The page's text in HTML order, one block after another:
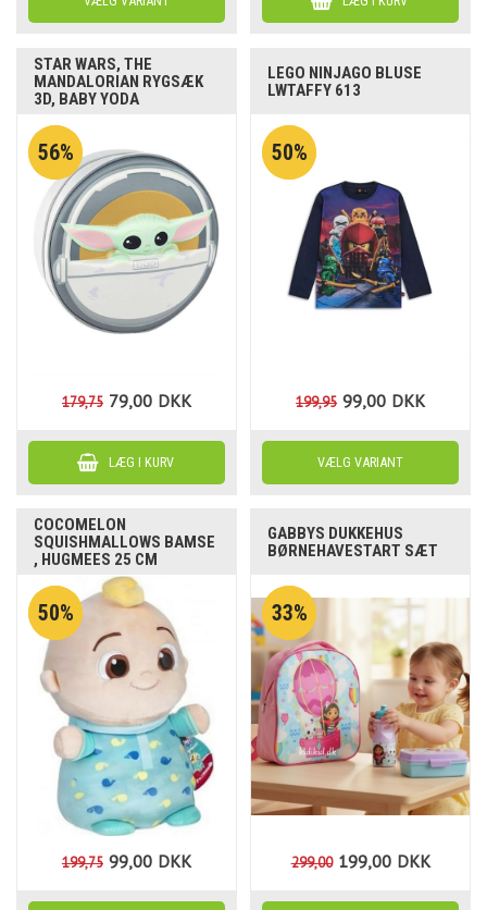
STAR WARS, THE
MANDALORIAN RYGSÆK
3D, BABY YODA
56%
179,75 79,00 DKK
LEGO NINJAGO BLUSE
LWTAFFY 613
50%
199,95 99,00 DKK
COCOMELON
SQUISHMALLOWS BAMSE
, HUGMEES 25 CM
50%
199,75 99,00 DKK
GABBYS DUKKEHUS
BØRNEHAVESTART SÆT
33%
299,00 199,00 DKK